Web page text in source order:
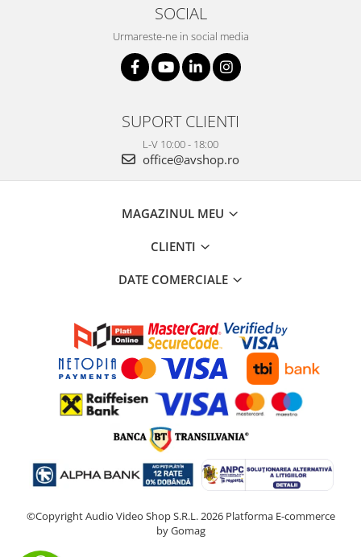
SOCIAL
Urmareste-ne in social media
SUPORT CLIENTI
L-V 10:00 - 18:00
office@avshop.ro
MAGAZINUL MEU
CLIENTI
DATE COMERCIALE
©Copyright Audio Video Shop S.R.L. 2026 Platforma E-commerce
by Gomag